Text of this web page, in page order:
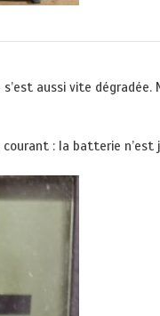
aussi vite dégradée.
: la batterie